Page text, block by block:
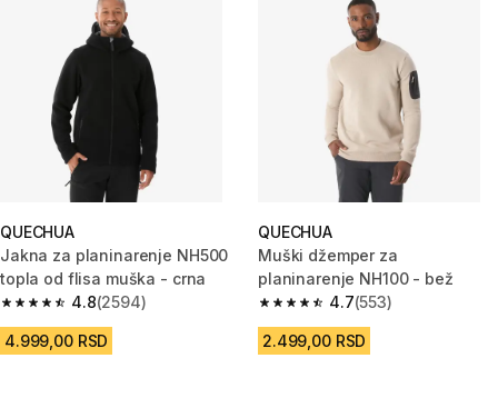
QUECHUA
Jakna za planinarenje NH500
topla od flisa muška - crna
4.8
4.8 od 5 zvezdica from 2594 Recenzije
(2594)
4.999,00 RSD
QUECHUA
Muški džemper za
planinarenje NH100 - bež
4.7
4.7 od 5 zvezdica from 553
(553)
2.499,00 RSD